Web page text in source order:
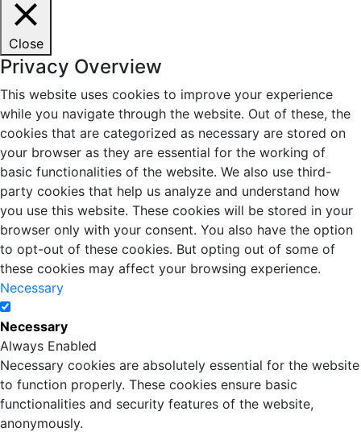
Close
Privacy Overview
This website uses cookies to improve your experience
while you navigate through the website. Out of these, the
cookies that are categorized as necessary are stored on
your browser as they are essential for the working of
basic functionalities of the website. We also use third-
party cookies that help us analyze and understand how
you use this website. These cookies will be stored in your
browser only with your consent. You also have the option
to opt-out of these cookies. But opting out of some of
these cookies may affect your browsing experience.
Necessary
Necessary
Always Enabled
Necessary cookies are absolutely essential for the website
to function properly. These cookies ensure basic
functionalities and security features of the website,
anonymously.